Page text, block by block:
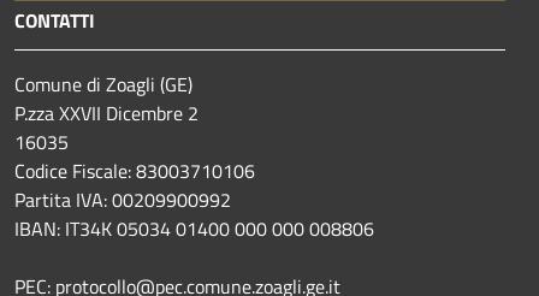
CONTATTI
Comune di Zoagli (GE)
P.zza XXVII Dicembre 2
16035
Codice Fiscale: 83003710106
Partita IVA: 00209900992
IBAN: IT34K 05034 01400 000 000 008806
PEC: protocollo@pec.comune.zoagli.ge.it